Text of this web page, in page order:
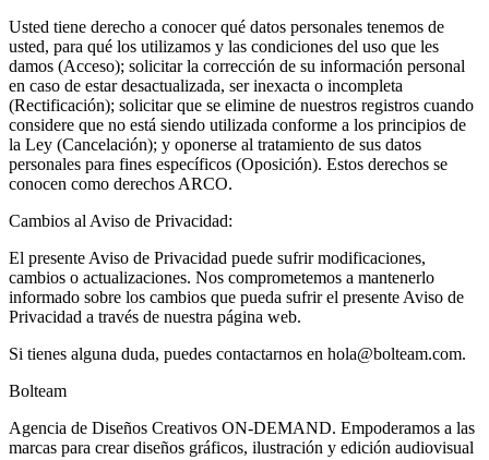
Usted tiene derecho a conocer qué datos personales tenemos de
usted, para qué los utilizamos y las condiciones del uso que les
damos (Acceso); solicitar la corrección de su información personal
en caso de estar desactualizada, ser inexacta o incompleta
(Rectificación); solicitar que se elimine de nuestros registros cuando
considere que no está siendo utilizada conforme a los principios de
la Ley (Cancelación); y oponerse al tratamiento de sus datos
personales para fines específicos (Oposición). Estos derechos se
conocen como derechos ARCO.
Cambios al Aviso de Privacidad:
El presente Aviso de Privacidad puede sufrir modificaciones,
cambios o actualizaciones. Nos comprometemos a mantenerlo
informado sobre los cambios que pueda sufrir el presente Aviso de
Privacidad a través de nuestra página web.
Si tienes alguna duda, puedes contactarnos en hola@bolteam.com.
Bolteam
Agencia de Diseños Creativos ON-DEMAND. Empoderamos a las
marcas para crear diseños gráficos, ilustración y edición audiovisual